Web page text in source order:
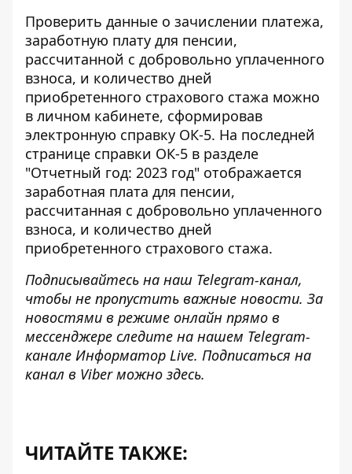
Проверить данные о зачислении платежа,
заработную плату для пенсии,
рассчитанной с добровольно уплаченного
взноса, и количество дней
приобретенного страхового стажа можно
в личном кабинете, сформировав
электронную справку ОК-5. На последней
странице справки ОК-5 в разделе
"Отчетный год: 2023 год" отображается
заработная плата для пенсии,
рассчитанная с добровольно уплаченного
взноса, и количество дней
приобретенного страхового стажа.
Подписывайтесь на наш Telegram-канал,
чтобы не пропустить важные новости. За
новостями в режиме онлайн прямо в
мессенджере следите на нашем Telegram-
канале Информатор Live. Подписаться на
канал в Viber можно здесь.
ЧИТАЙТЕ ТАКЖЕ: